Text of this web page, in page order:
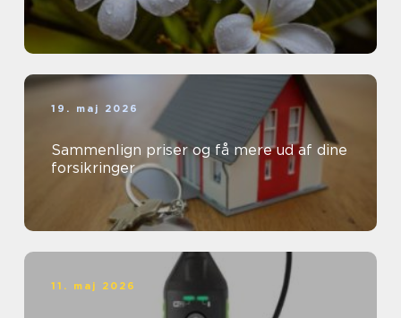
19. maj 2026
Sammenlign priser og få mere ud af dine
forsikringer
11. maj 2026